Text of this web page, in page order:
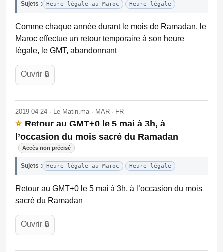
Sujets : Heure légale au Maroc Heure légale
Comme chaque année durant le mois de Ramadan, le
Maroc effectue un retour temporaire à son heure
légale, le GMT, abandonnant
Ouvrir 🔒
2019-04-24 · Le Matin.ma · MAR · FR
⭐ Retour au GMT+0 le 5 mai à 3h, à
l’occasion du mois sacré du Ramadan
Accès non précisé
Sujets : Heure légale au Maroc Heure légale
Retour au GMT+0 le 5 mai à 3h, à l’occasion du mois
sacré du Ramadan
Ouvrir 🔒